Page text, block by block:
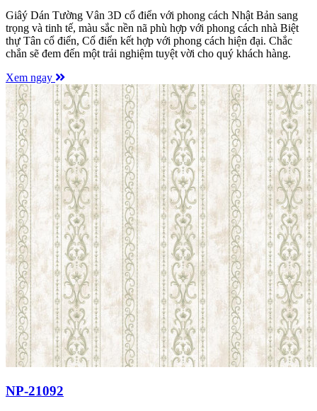
Giâý Dán Tường Vân 3D cổ điển với phong cách Nhật Bản sang
trọng và tinh tế, màu sắc nền nã phù hợp với phong cách nhà Biệt
thự Tân cổ điển, Cổ điển kết hợp với phong cách hiện đại. Chắc
chắn sẽ đem đến một trải nghiệm tuyệt vời cho quý khách hàng.
Xem ngay
NP-21092